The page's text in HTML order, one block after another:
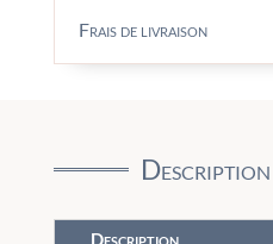
Frais de livraison
Description